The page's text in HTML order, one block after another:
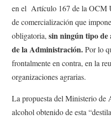
en el Artículo 167 de la OCM
de comercialización que
obligatoria, sin ningún tipo de
de la Administración.Por lo
frontalmente en contra, en la
organizaciones agrarias.
La propuesta del Ministerio de
alcohol obtenido de esta